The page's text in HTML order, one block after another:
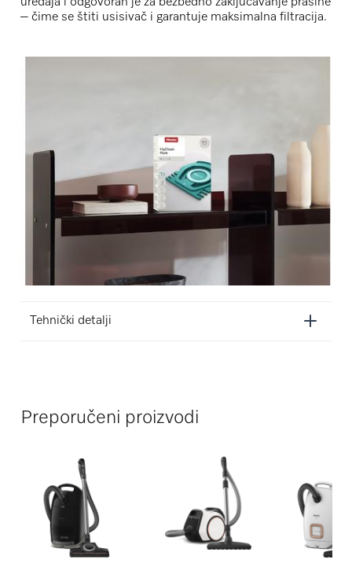
– čime se štiti usisivač i garantuje maksimalna filtracija.
Tehnički detalji
Preporučeni proizvodi